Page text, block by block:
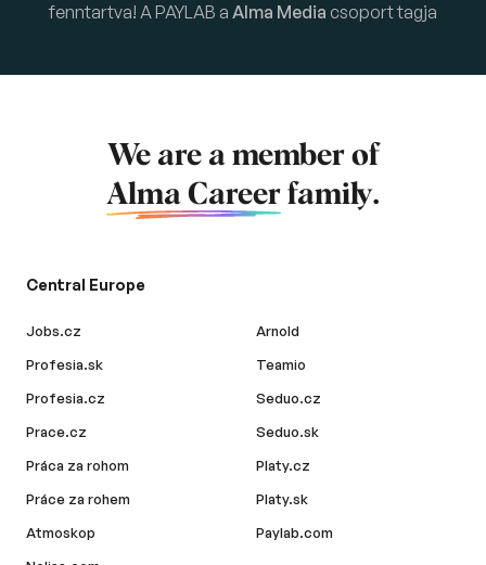
fenntartva! A PAYLAB a Alma Media csoport tagja
We are a member of
Alma Career family.
Central Europe
Jobs.cz
Profesia.sk
Profesia.cz
Prace.cz
Práca za rohom
Práce za rohem
Atmoskop
Arnold
Teamio
Seduo.cz
Seduo.sk
Platy.cz
Platy.sk
Paylab.com